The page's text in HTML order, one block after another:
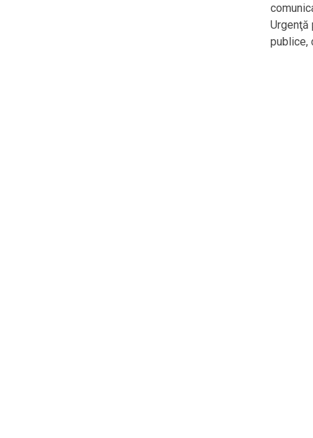
Urgenţă
publice,